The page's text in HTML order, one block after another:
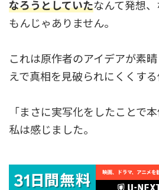
なろうとしていたなんて発想
もんじゃありません。
これは原作者のアイデアが素
えで真相を見破られにくくする
「まさに実写化をしたことで
私は感じました。